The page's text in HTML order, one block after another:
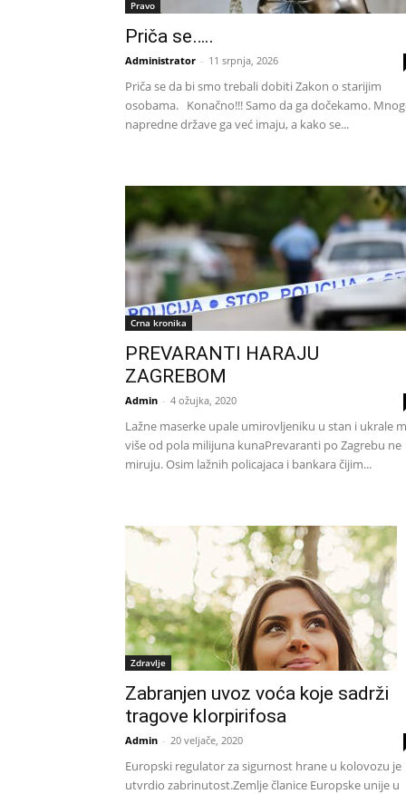
Pravo
Priča se…..
Administrator - 11 srpnja, 2026
Priča se da bi smo trebali dobiti Zakon o starijim
osobama. Konačno!!! Samo da ga dočekamo.
napredne države ga već imaju, a kako se...
Crna kronika
PREVARANTI HARAJU
ZAGREBOM
Admin - 4 ožujka, 2020
Lažne maserke upale umirovljeniku u stan i ukrale
više od pola milijuna kunaPrevaranti po Zagrebu ne
miruju. Osim lažnih policajaca i bankara čijim...
Zdravlje
Zabranjen uvoz voća koje sadrži
tragove klorpirifosa
Admin - 20 veljače, 2020
Europski regulator za sigurnost hrane u kolovozu je
utvrdio zabrinutost.Zemlje članice Europske unije u